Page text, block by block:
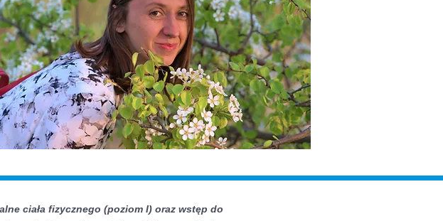
ciała fizycznego (poziom I) oraz wstęp do